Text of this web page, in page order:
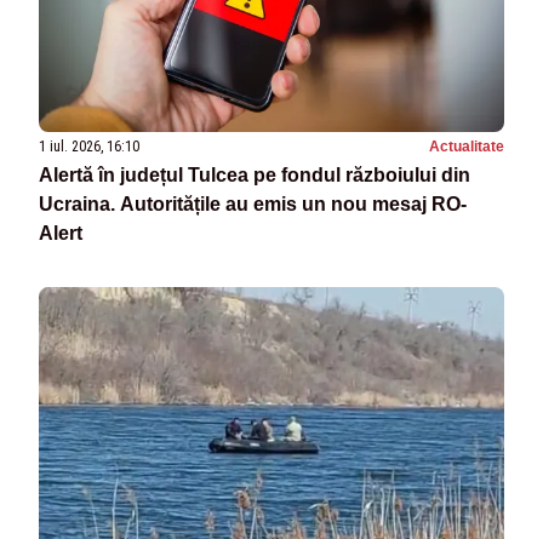
1 iul. 2026, 16:10 Actualitate
Alertă în județul Tulcea pe fondul războiului din
Ucraina. Autoritățile au emis un nou mesaj RO-
Alert